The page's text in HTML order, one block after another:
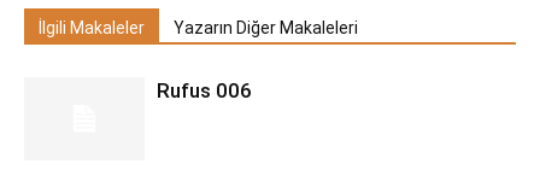
İlgili Makaleler Yazarın Diğer Makaleleri
Rufus 006